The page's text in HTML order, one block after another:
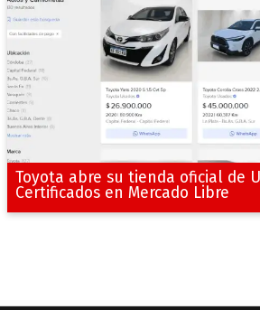
Toyota abre su tienda oficial de
Certificados en Mercado Libre